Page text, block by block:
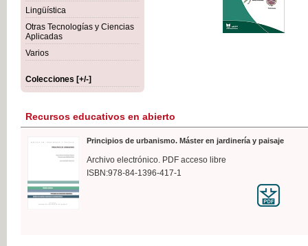
Lingüística
Otras Tecnologías y Ciencias
Aplicadas
Varios
Colecciones [+/-]
Recursos educativos en abierto
Principios de urbanismo. Máster en jardinería y paisaje
Archivo electrónico. PDF acceso libre
ISBN:978-84-1396-417-1